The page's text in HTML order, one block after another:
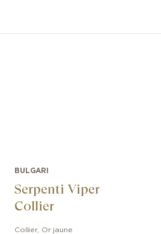
BULGARI
Serpenti Viper
Collier
Collier, Or jaune